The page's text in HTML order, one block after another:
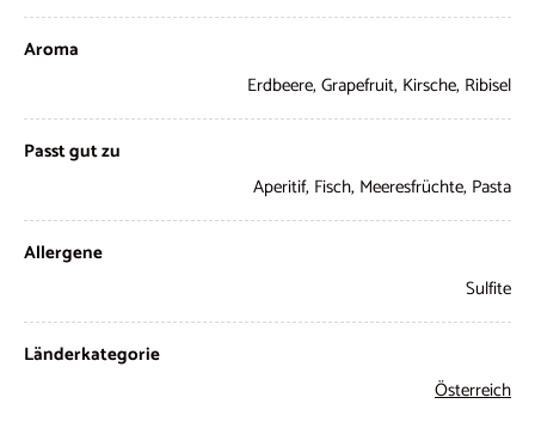
Aroma
Erdbeere, Grapefruit, Kirsche, Ribisel
Passt gut zu
Aperitif, Fisch, Meeresfrüchte, Pasta
Allergene
Sulfite
Länderkategorie
Österreich